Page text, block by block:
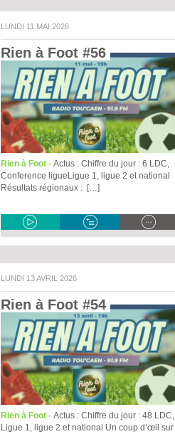
LUNDI 11 MAI 2026
Rien à Foot #56
Rien à Foot - Actus : Chiffre du jour : 6 LDC,
Conference ligueLigue 1, ligue 2 et national
Résultats régionaux : […]
LUNDI 13 AVRIL 2026
Rien à Foot #54
Rien à Foot - Actus : Chiffre du jour : 48 LDC,
Ligue 1, ligue 2 et national Un coup d’œil sur